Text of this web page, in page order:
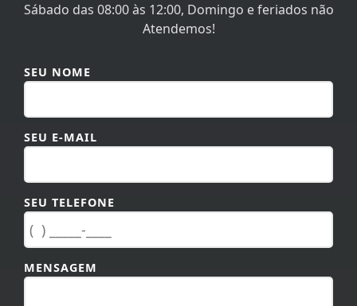
Sábado das 08:00 às 12:00, Domingo e feriados não
Atendemos!
SEU NOME
SEU E-MAIL
SEU TELEFONE
MENSAGEM